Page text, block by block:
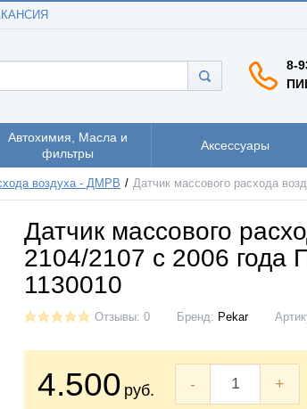
8-
Автохимия, Масла и
фильтры
Аксессуары
воздуха - ДМРВ Датчик массового расхода
Датчик массового
2104/2107 с 2006 года
1130010
Отзывы: 0 Бренд: Pekar
4.500 руб. - +